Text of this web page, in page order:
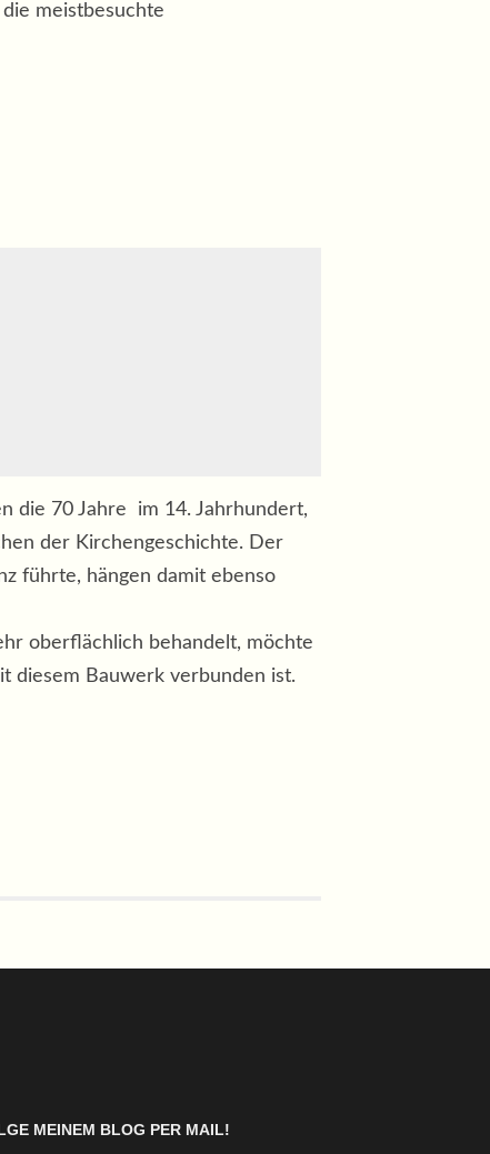
meistbesuchte
die 70 Jahre im 14. Jahrhundert,
der Kirchengeschichte. Der
führte, hängen damit ebenso
oberflächlich behandelt, möchte
diesem Bauwerk verbunden ist.
MEINEM BLOG PER MAIL!